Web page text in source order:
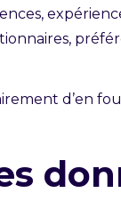
d’en